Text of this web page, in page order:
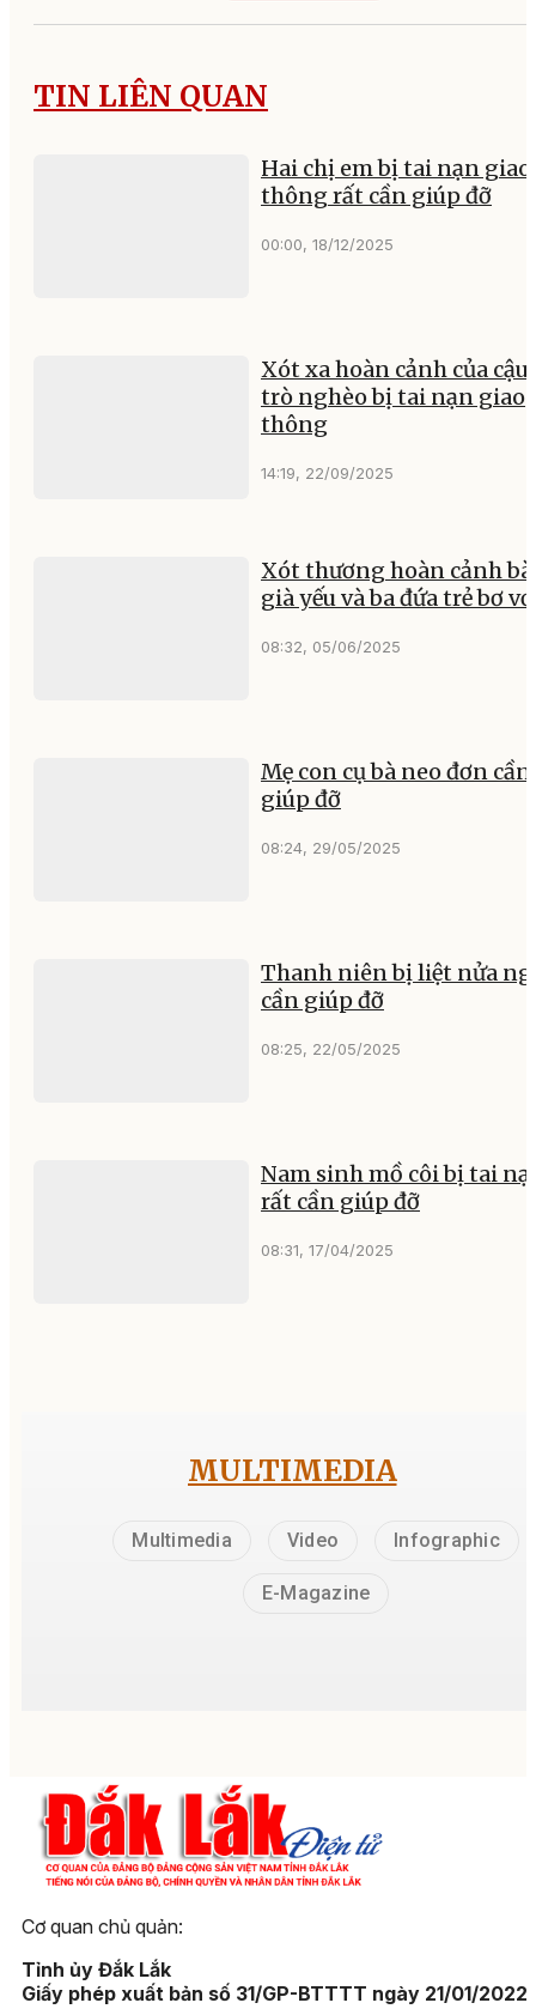
TIN LIÊN QUAN
Hai chị em bị tai nạn giao
thông rất cần giúp đỡ
00:00, 18/12/2025
Xót xa hoàn cảnh của cậu
trò nghèo bị tai nạn giao
thông
14:19, 22/09/2025
Xót thương hoàn cảnh
già yếu và ba đứa trẻ bơ vơ
08:32, 05/06/2025
Mẹ con cụ bà neo đơn cần
giúp đỡ
08:24, 29/05/2025
Thanh niên bị liệt nửa
cần giúp đỡ
08:25, 22/05/2025
Nam sinh mồ côi bị tai
rất cần giúp đỡ
08:31, 17/04/2025
MULTIMEDIA
Multimedia Video Infographic
E-Magazine
Cơ quan chủ quản:
Tỉnh ủy Đắk Lắk
Giấy phép xuất bản số 31/GP-BTTTT ngày 21/01/2022